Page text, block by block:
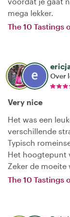
mega lekker.
The 10 Tastings
Over
Very nice
Het was een
verschillende
Typisch
Het hoogtepunt
Zeker de moeite
The 10 Tastings